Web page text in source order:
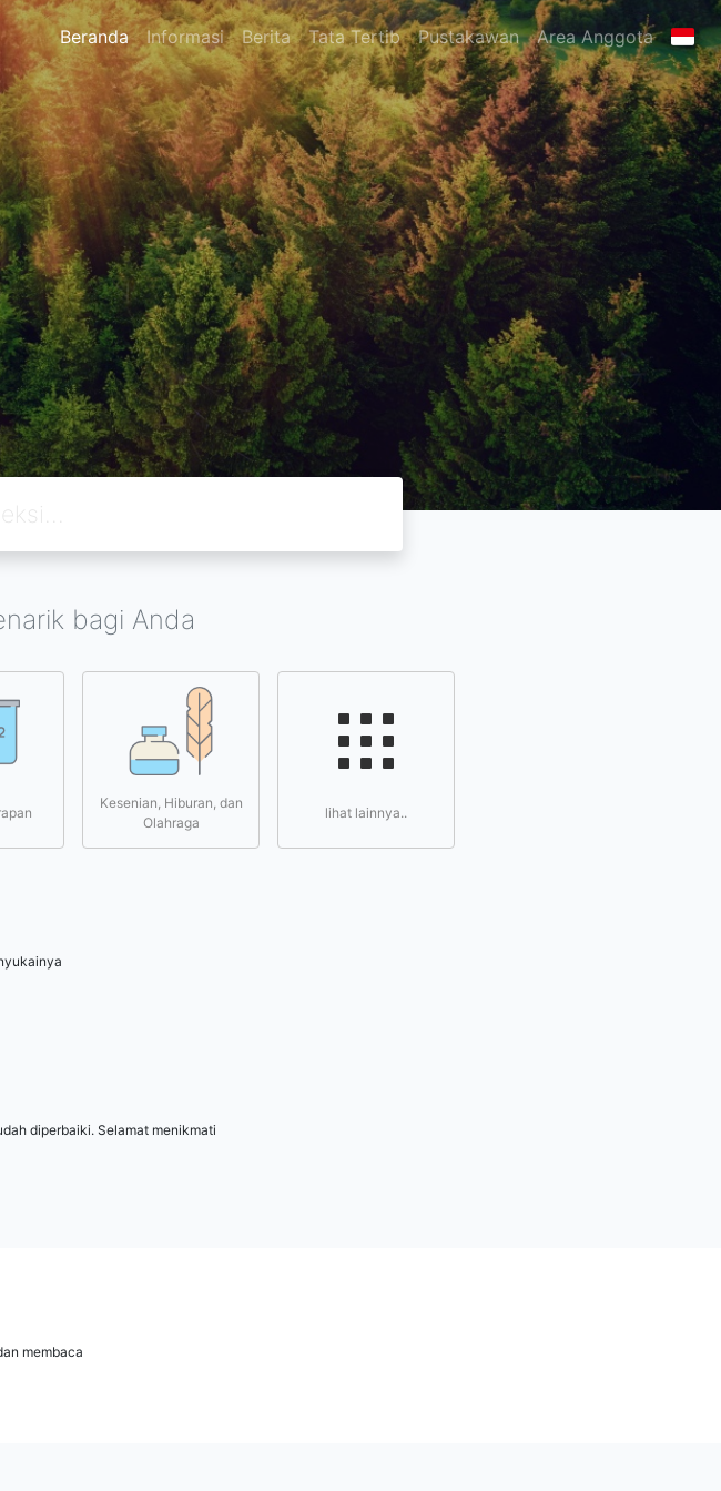
Beranda Informasi Berita Tata Tertib Pustakawan Area Anggota
bagi Anda
Kesenian, Hiburan, dan
Olahraga
lihat lainnya..
diperbaiki. Selamat menikmati
membaca